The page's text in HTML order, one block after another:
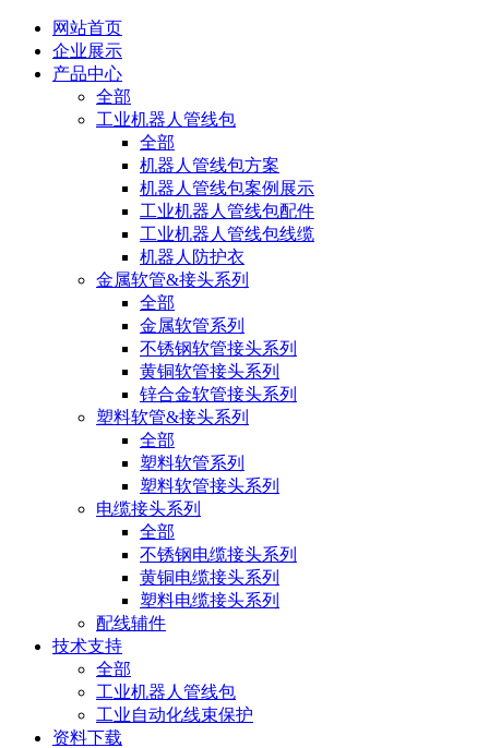
网站首页
企业展示
产品中心
全部
工业机器人管线包
全部
机器人管线包方案
机器人管线包案例展示
工业机器人管线包配件
工业机器人管线包线缆
机器人防护衣
金属软管&接头系列
全部
金属软管系列
不锈钢软管接头系列
黄铜软管接头系列
锌合金软管接头系列
塑料软管&接头系列
全部
塑料软管系列
塑料软管接头系列
电缆接头系列
全部
不锈钢电缆接头系列
黄铜电缆接头系列
塑料电缆接头系列
配线辅件
技术支持
全部
工业机器人管线包
工业自动化线束保护
资料下载